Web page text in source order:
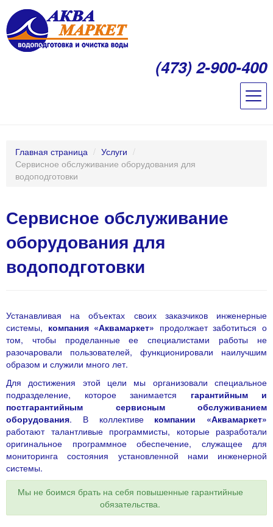
(473) 2-900-400
Главная страница / Услуги /
Сервисное обслуживание оборудования для
водоподготовки
Сервисное обслуживание
оборудования для
водоподготовки
Устанавливая на объектах своих заказчиков инженерные
системы, компания «Аквамаркет» продолжает заботиться о
том, чтобы проделанные ее специалистами работы не
разочаровали пользователей, функционировали наилучшим
образом и служили много лет.
Для достижения этой цели мы организовали специальное
подразделение, которое занимается гарантийным и
постгарантийным сервисным обслуживанием
оборудования. В коллективе компании «Аквамаркет»
работают талантливые программисты, которые разработали
оригинальное программное обеспечение, служащее для
мониторинга состояния установленной нами инженерной
системы.
Мы не боимся брать на себя повышенные гарантийные
обязательства.